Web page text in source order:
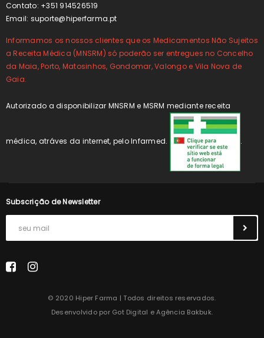
Contato: +351 914526519
Email: suporte@hiperfarma.pt
Informamos os nossos clientes que os Medicamentos Não Sujeitos
a Receita Médica (MNSRM) só poderão ser entregues no Concelho
da Maia, Porto, Matosinhos, Gondomar, Valongo e Vila Nova de
Gaia.
Autorizado a disponibilizar MNSRM e MSRM mediante receita
médica, atráves da internet, pelo Infarmed. .
Subscrição de Newsletter
© 2020 Hiper Farma | Todos direitos reservados.
Desenvolvido por Got Digital eAgência Bakbuk.